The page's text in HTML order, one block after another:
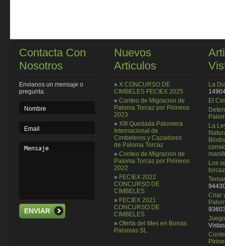
Contacta Con
Nosotros
Envianos un mensaje o
pregunta.
ENVIAR
Nuevos
Articulos
» X CONCURSO DE
CIMBELES FECIEX 2025
» Conteo de Migracion de
Paloma Torcaz por Pirineos
2023
» XIII Quedada Palomera
Internacional de
Cimbeleros y Cazadores
de Paloma Torcaz
» Conteo de Migracion de
Paloma Torcaz por Pirineos
2022
» FECIEX 2022
CONCURSO DE
CIMBELES
» FECIEX 2021
CONCURSO DE
CIMBELES
» Oferta del Mes en Borras
Palomas SL
La
El
La
Los
torcaz
Criar
Vistas